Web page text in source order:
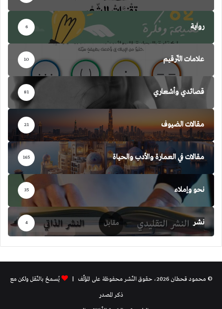
رواية 6
علامات التّرقيم 10
قصائدي وأشعاري 81
مقالات الضيوف 21
مقالات في العمارة والأدب والحياة 165
نحو وإملاء 35
نشر 4
© محمود قحطان 2026، حقوق النّشر محفوظة على المؤلّف |
يُسمحُ بالنّقل ولكن مع
ذكر المصدر